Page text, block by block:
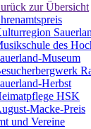
zur Übersicht
des
Museum
Herbst
HSK
Macke-Preis
und Vereine